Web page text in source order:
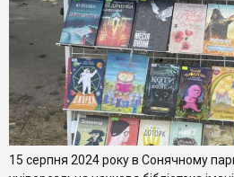
15 серпня 2024 року в Сонячному